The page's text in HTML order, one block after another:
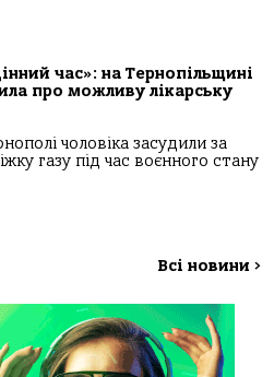
час»: на Тернопільщині
про можливу лікарську
чоловіка засудили за
газу під час воєнного стану
Всі новини >